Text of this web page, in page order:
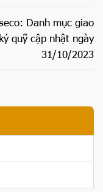
Danh mục giao
quỹ cập nhật ngày
31/10/2023